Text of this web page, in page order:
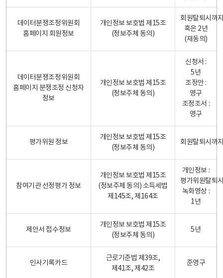
데이터분쟁조정위원회
홈페이지 회원정보
개인정보 보호법 제15조
(정보주체 동의)
회원탈퇴시까
혹은 2년
(재동의)
데이터분쟁조정위원회
홈페이지 분쟁조정 신청자
정보
개인정보 보호법 제15조
(정보주체 동의)
신청서 :
5년
조정안 :
영구
조정조서 :
영구
평가위원 정보
개인정보 보호법 제15조
(정보주체 동의)
회원탈퇴시까
참여기관 선정평가 정보
개인정보 보호법 제15조
(정보주체 동의) 소득세법
제145조, 제164조
개인정보 :
평가위원탈퇴
녹화영상 :
1년
제안서 접수정보
개인정보 보호법 제15조
(정보주체 동의)
5년
인사기록카드
근로기준법 제39조,
제41조, 제42조
준영구